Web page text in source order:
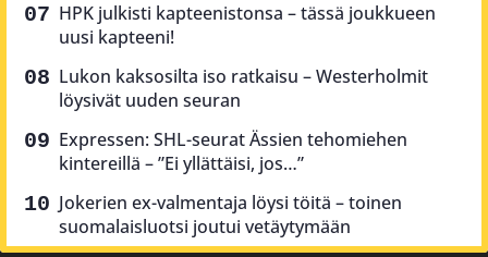
HPK julkisti kapteenistonsa – tässä joukkueen
uusi kapteeni!
Lukon kaksosilta iso ratkaisu – Westerholmit
löysivät uuden seuran
Expressen: SHL-seurat Ässien tehomiehen
kintereillä – ”Ei yllättäisi, jos…”
Jokerien ex-valmentaja löysi töitä – toinen
suomalaisluotsi joutui vetäytymään